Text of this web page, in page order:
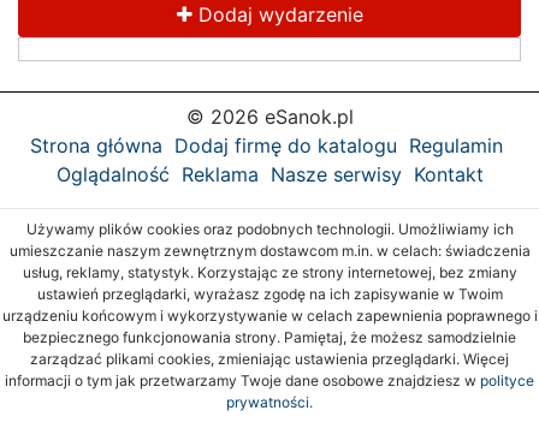
Dodaj wydarzenie
© 2026 eSanok.pl
Strona główna Dodaj firmę do katalogu Regulamin
Oglądalność Reklama Nasze serwisy Kontakt
Używamy plików cookies oraz podobnych technologii. Umożliwiamy ich
umieszczanie naszym zewnętrznym dostawcom m.in. w celach: świadczenia
usług, reklamy, statystyk. Korzystając ze strony internetowej, bez zmiany
ustawień przeglądarki, wyrażasz zgodę na ich zapisywanie w Twoim
urządzeniu końcowym i wykorzystywanie w celach zapewnienia poprawnego i
bezpiecznego funkcjonowania strony. Pamiętaj, że możesz samodzielnie
zarządzać plikami cookies, zmieniając ustawienia przeglądarki. Więcej
informacji o tym jak przetwarzamy Twoje dane osobowe znajdziesz w polityce
prywatności.